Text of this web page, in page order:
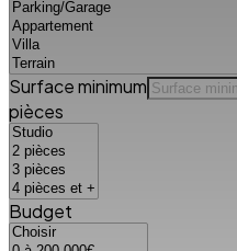
Surface minimum
pièces
Budget